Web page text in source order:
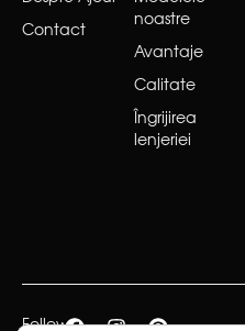
Contact
noastre
Avantaje
Calitate
Îngrijirea
lenjeriei
Follow